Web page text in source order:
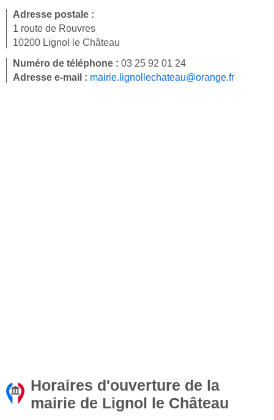
Adresse postale :
1 route de Rouvres
10200 Lignol le Château
Numéro de téléphone : 03 25 92 01 24
Adresse e-mail : mairie.lignollechateau@orange.fr
Horaires d'ouverture de la
mairie de Lignol le Château